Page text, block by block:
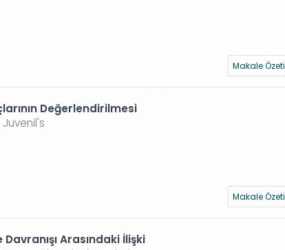
Makale Özeti
Değerlendirilmesi
Makale Özeti
Arasındaki İlişki